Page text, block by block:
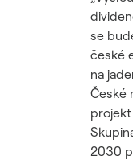
se
české
na
České
2030